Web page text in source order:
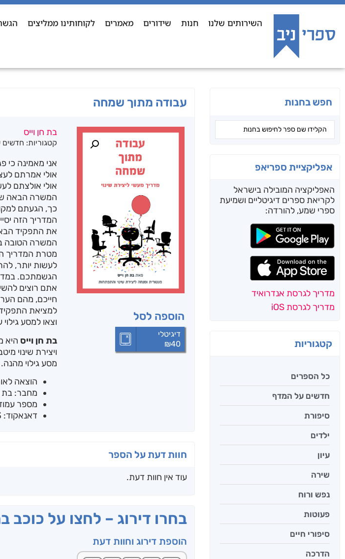
השירותים שלנו חנות שידורים מאמרים לקוחותינו ממליצים
חפש בחנות
אפליקציית ספריאפ
האפליקציה המובילה בישראל
לקריאת ספרים דיגיטליים ושמיעת
ספרי שמע, להורדה:
מדריך לגרסת אנדרואיד
מדריך לגרסת iOS
קטגוריות
כל הספרים
חדשים על המדף
סיפורת
ילדים
עיון
שירה
נפש ורוח
פעוטות
סיפורי חיים
הדרכה
עבודה מתוך שמחה
הוספה לסל
דיגיטלי
₪40
בת חן וייס
קטגוריות: חדשים
אני מאמינה
אולי אמרתם
אולי אולצתם
המשרה הבאה
כך, הגעתם
המדריך הזה
את התפקיד הבא
המשרה הטובה
מטרת המדריך
לעשות יותר,
הגשמתכם.
אתם רוצים
חייכם, מהם
למציאת
וצאו למסע
בת חן וייס היא
ויצירת שינוי
מסע גילוי מהנה.
הוצאה
מחבר: בת
מספר
דאנאקוד: 800-20117123
חוות דעת על הספר
עוד אין חוות דעת.
בחרו דירוג – לחצו על
הוספת דירוג וחוות דעת